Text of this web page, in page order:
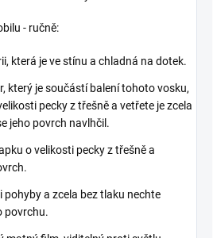
- ručně:
která je ve stínu a chladná na dotek.
který je součástí balení tohoto vosku,
pecky z třešně a vetřete je zcela
jeho povrch navlhčil.
o velikosti pecky z třešně a
pohyby a zcela bez tlaku nechte
povrchu.